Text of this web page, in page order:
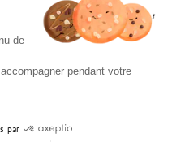
de
pendant votre
par